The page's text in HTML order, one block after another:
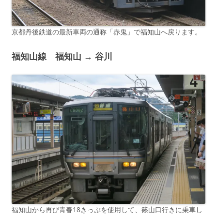
京都丹後鉄道の最新車両の通称「赤鬼」で福知山へ戻ります。
福知山線 福知山 → 谷川
福知山から再び青春18きっぷを使用して、篠山口行きに乗車し